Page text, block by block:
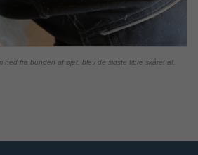
ned fra bunden af øjet, blev de sidste fibre skåret af.